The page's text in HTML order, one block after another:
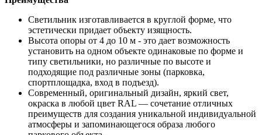
Светильник изготавливается в круглой форме, что
эстетически придает объекту изящность.
Высота опоры от 4 до 10 м - это дает возможность
установить на одном объекте одинаковые по форме и
типу светильники, но различные по высоте и
подходящие под различные зоны (парковка,
спортплощадка, вход в подъезд).
Современный, оригинальный дизайн, яркий свет,
окраска в любой цвет RAL — сочетание отличных
преимуществ для создания уникальной индивидуальной
атмосферы и запоминающегося образа любого